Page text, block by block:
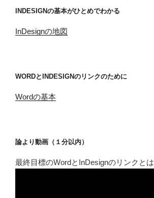
INDESIGNの基本がひとめでわかる
InDesignの地図
WORDとINDESIGNのリンクのために
Wordの基本
論より動画（１分以内）
最終目標のWordとInDesignのリンクとは